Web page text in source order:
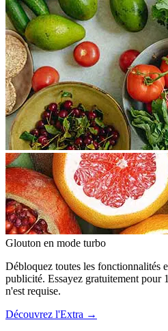
Glouton en mode turbo
Débloquez toutes les fonctionnalités
publicité. Essayez gratuitement pour
n'est requise.
Découvrez l'Extra →